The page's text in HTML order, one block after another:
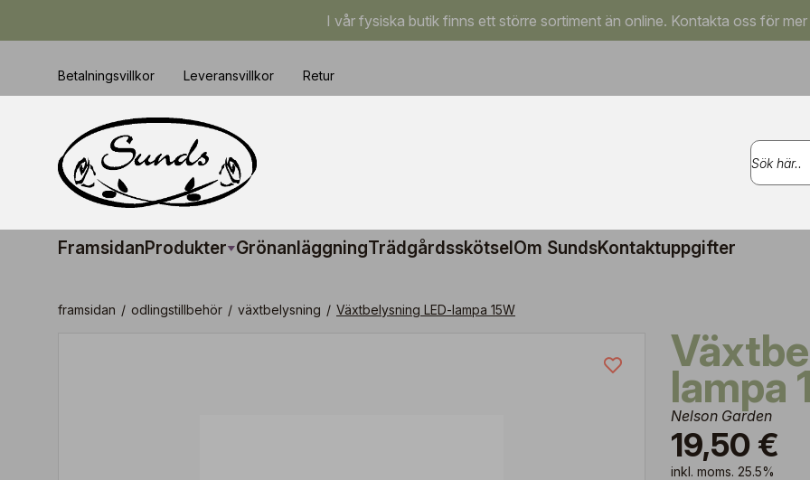
I vår fysiska butik finns ett större sortiment än online. Kontakta oss för
Betalningsvillkor Leveransvillkor Retur
FramsidanProdukter GrönanläggningTrädgårdsskötsel Om SundsKontaktuppgifter
framsidan / odlingstillbehör / växtbelysning / Växtbelysning LED-lampa 15W
Växtbelysning LED-
lampa
Nelson Garden
19,50 €
inkl. moms. 25.5%